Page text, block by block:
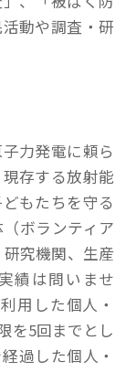
動や調査・研
力発電に頼ら
存する放射能
もたちを守る
ボランティア
究機関、生産
績は問いませ
用した個人・
を5回までとし
過した個人・